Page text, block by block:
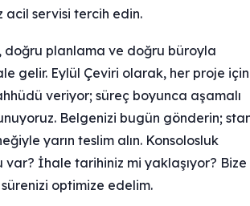
acil servisi tercih edin.
doğru planlama ve doğru büroyla
gelir. Eylül Çeviri olarak, her proje
veriyor; süreç boyunca aşamalı
Belgenizi bugün gönderin;
yarın teslim alın. Konsolosluk
var? İhale tarihiniz mi yaklaşıyor? Bize
optimize edelim.